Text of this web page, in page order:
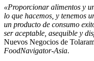
«Proporcionar alimentos y
lo que hacemos, y tenemos
un producto de consumo
ser aceptable, asequible y
Nuevos Negocios de
FoodNavigator-Asia.